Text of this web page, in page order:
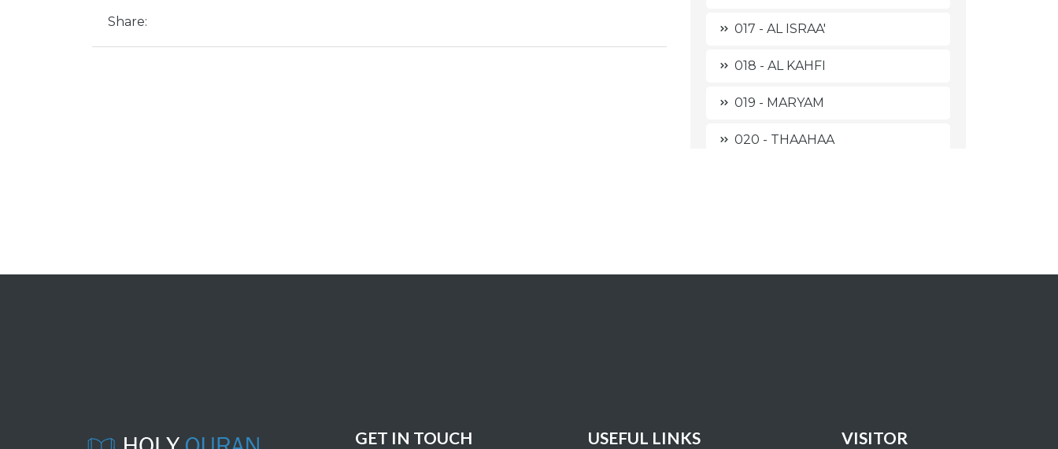
Share: 017 - AL ISRAA'
018 - AL KAHFI
019 - MARYAM
020 - THAAHAA
028 - AL QASHASH
GET IN TOUCH USEFUL LINKS VISITOR